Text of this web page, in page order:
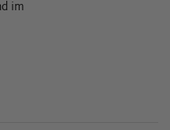
im